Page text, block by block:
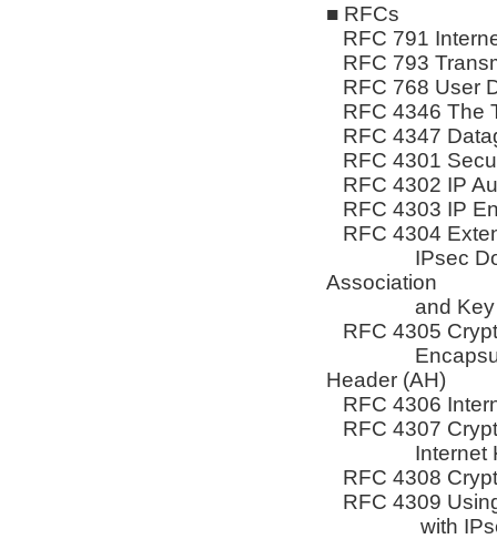
■ RFCs
RFC 791
RFC 793
RFC 768 User
RFC 4346 The
RFC 4347
RFC 4301
RFC 4302 IP
RFC 4303 IP
RFC 4304
IPsec Domain
Association
and Key
RFC 4305
Header (AH)
RFC 4306
RFC 4307
Internet Key
RFC 4308
RFC 4309
with IPsec